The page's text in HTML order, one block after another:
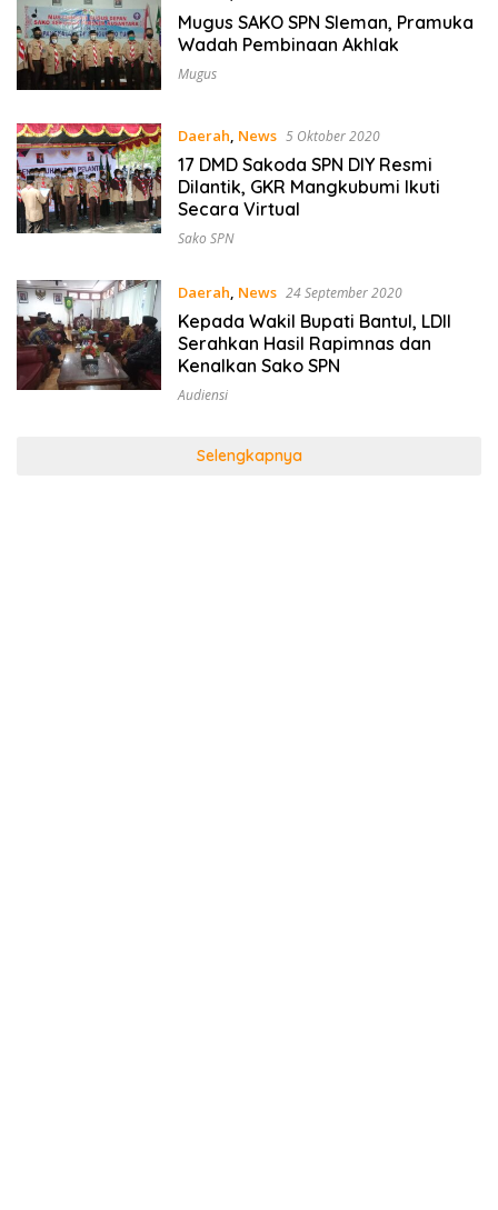
Mugus SAKO SPN Sleman, Pramuka
Wadah Pembinaan Akhlak
Mugus
Daerah, News 5 Oktober 2020
17 DMD Sakoda SPN DIY Resmi
Dilantik, GKR Mangkubumi Ikuti
Secara Virtual
Sako SPN
Daerah, News 24 September 2020
Kepada Wakil Bupati Bantul, LDII
Serahkan Hasil Rapimnas dan
Kenalkan Sako SPN
Audiensi
Selengkapnya